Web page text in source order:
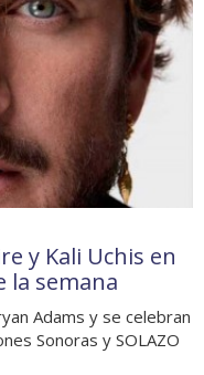
y Kali Uchis en
la semana
Adams y se celebran
Sonoras y SOLAZO